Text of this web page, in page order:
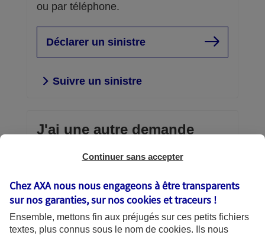
ou par téléphone.
Déclarer un sinistre
Suivre un sinistre
J'ai une autre demande
Envoi d'un document confidentiel,
téléchargement d’une attestation,
échanges avec AXA… vous avez la
main.
Continuer sans accepter
Chez AXA nous nous engageons à être transparents
sur nos garanties, sur noscookies et traceurs !
Ensemble, mettons fin aux préjugés sur ces petits fichiers
textes, plus connus sous le nom de cookies. Ils nous